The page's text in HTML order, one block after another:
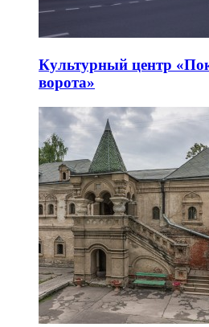
Культурный центр
ворота»